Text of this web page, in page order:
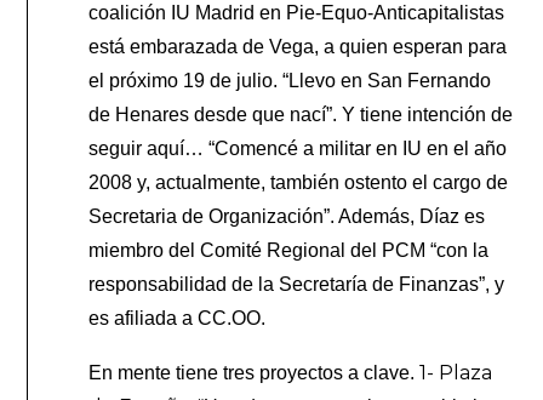
coalición IU Madrid en Pie-Equo-Anticapitalistas
está embarazada de Vega, a quien esperan para
el próximo 19 de julio. “Llevo en San Fernando
de Henares desde que nací”. Y tiene intención de
seguir aquí… “Comencé a militar en IU en el año
2008 y, actualmente, también ostento el cargo de
Secretaria de Organización”. Además, Díaz es
miembro del Comité Regional del PCM “con la
responsabilidad de la Secretaría de Finanzas”, y
es afiliada a CC.OO.
En mente tiene tres proyectos a clave.1- Plaza